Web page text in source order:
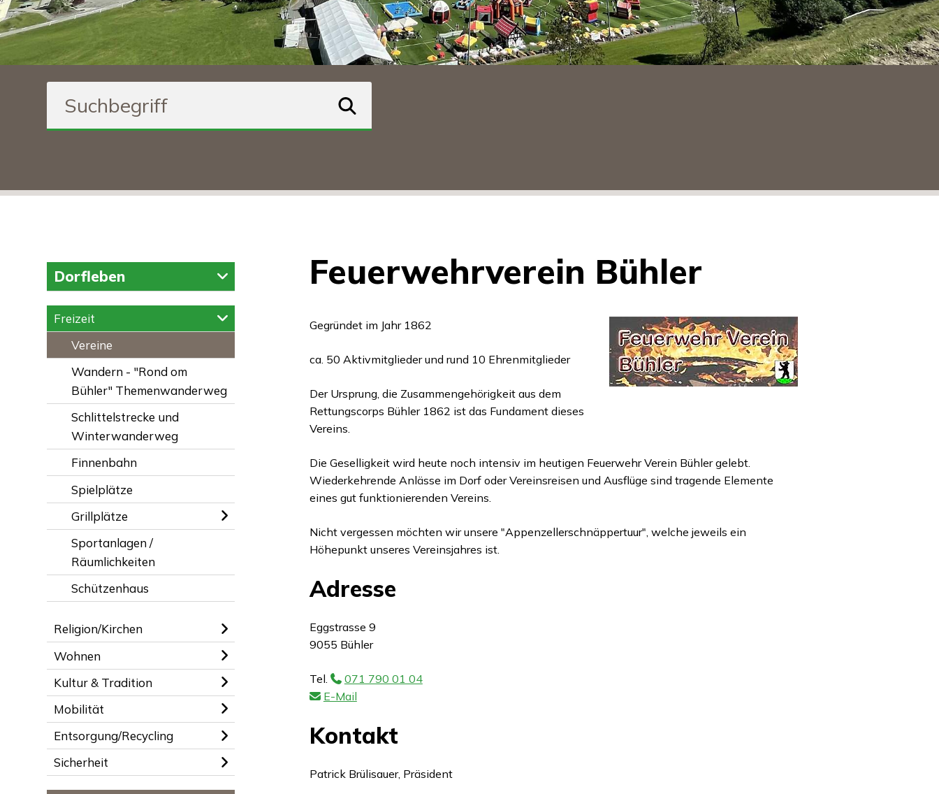
suchen
Inhaltsnavigation
Dorfleben
Freizeit
Vereine
Wandern - "Rond om
Bühler" Themenwanderweg
Schlittelstrecke und
Winterwanderweg
Finnenbahn
Spielplätze
Grillplätze
Sportanlagen /
Räumlichkeiten
Schützenhaus
Religion/Kirchen
Wohnen
Kultur & Tradition
Mobilität
Entsorgung/Recycling
Sicherheit
Feuerwehrverein Bühler
Gegründet im Jahr 1862
ca. 50 Aktivmitglieder und rund 10 Ehrenmitglieder
Der Ursprung, die Zusammengehörigkeit aus dem
Rettungscorps Bühler 1862 ist das Fundament dieses
Vereins.
Die Geselligkeit wird heute noch intensiv im heutigen Feuerwehr Verein Bühler gelebt.
Wiederkehrende Anlässe im Dorf oder Vereinsreisen und Ausflüge sind tragende Elemente
eines gut funktionierenden Vereins.
Nicht vergessen möchten wir unsere "Appenzellerschnäppertuur", welche jeweils ein
Höhepunkt unseres Vereinsjahres ist.
Adresse
Eggstrasse 9
9055 Bühler
Tel.
071 790 01 04
E-Mail
Kontakt
Patrick Brülisauer, Präsident